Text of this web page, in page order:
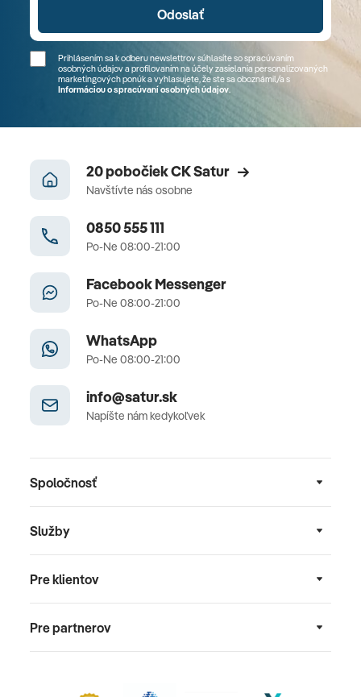
Odoslať
Prihlásením sa k odberu newslettrov súhlasíte so spracúvaním
osobných údajov a profilovaním na účely zasielania personalizovaných
marketingových ponúk a vyhlasujete, že ste sa oboznámil/a s
Informáciou o spracúvaní osobných údajov.
20 pobočiek CK Satur
Navštívte nás osobne
0850 555 111
Po-Ne 08:00-21:00
Facebook Messenger
Po-Ne 08:00-21:00
WhatsApp
Po-Ne 08:00-21:00
info@satur.sk
Napíšte nám kedykoľvek
Spoločnosť
Služby
Pre klientov
Pre partnerov